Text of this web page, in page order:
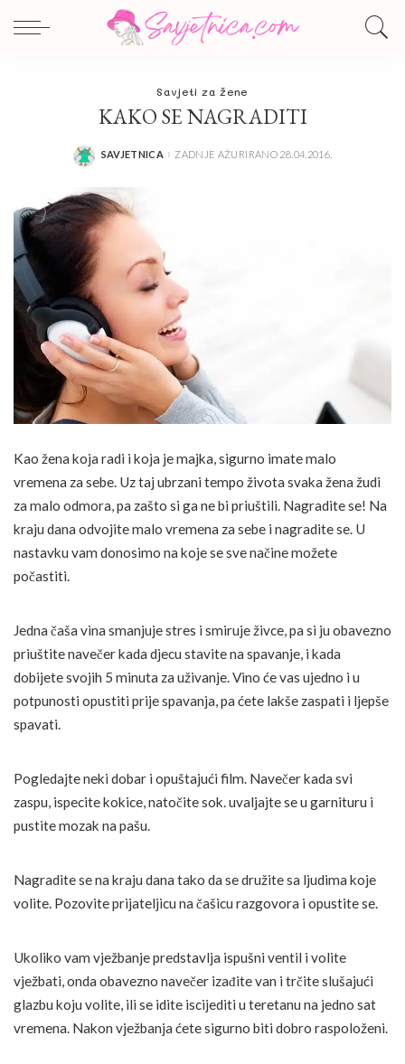
Savjeti za žene
KAKO SE NAGRADITI
POSTED
SAVJETNICA ZADNJE AŽURIRANO 28.04.2016.
Kao žena koja radi i koja je majka, sigurno imate malo
vremena za sebe. Uz taj ubrzani tempo života svaka žena žudi
za malo odmora, pa zašto si ga ne bi priuštili. Nagradite se! Na
kraju dana odvojite malo vremena za sebe i nagradite se. U
nastavku vam donosimo na koje se sve načine možete
počastiti.
Jedna čaša vina smanjuje stres i smiruje živce, pa si ju obavezno
priuštite navečer kada djecu stavite na spavanje, i kada
dobijete svojih 5 minuta za uživanje. Vino će vas ujedno i u
potpunosti opustiti prije spavanja, pa ćete lakše zaspati i ljepše
spavati.
Pogledajte neki dobar i opuštajući film. Navečer kada svi
zaspu, ispecite kokice, natočite sok. uvaljajte se u garnituru i
pustite mozak na pašu.
Nagradite se na kraju dana tako da se družite sa ljudima koje
volite. Pozovite prijateljicu na čašicu razgovora i opustite se.
Ukoliko vam vježbanje predstavlja ispušni ventil i volite
vježbati, onda obavezno navečer izađite van i trčite slušajući
glazbu koju volite, ili se idite iscijediti u teretanu na jedno sat
vremena. Nakon vježbanja ćete sigurno biti dobro raspoloženi.